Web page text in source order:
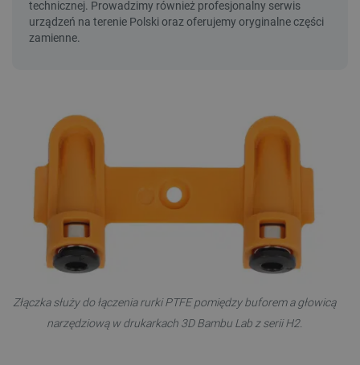
Złączka służy do łączenia rurki PTFE pomiędzy buforem a głowicą
narzędziową w drukarkach 3D Bambu Lab z serii H2.